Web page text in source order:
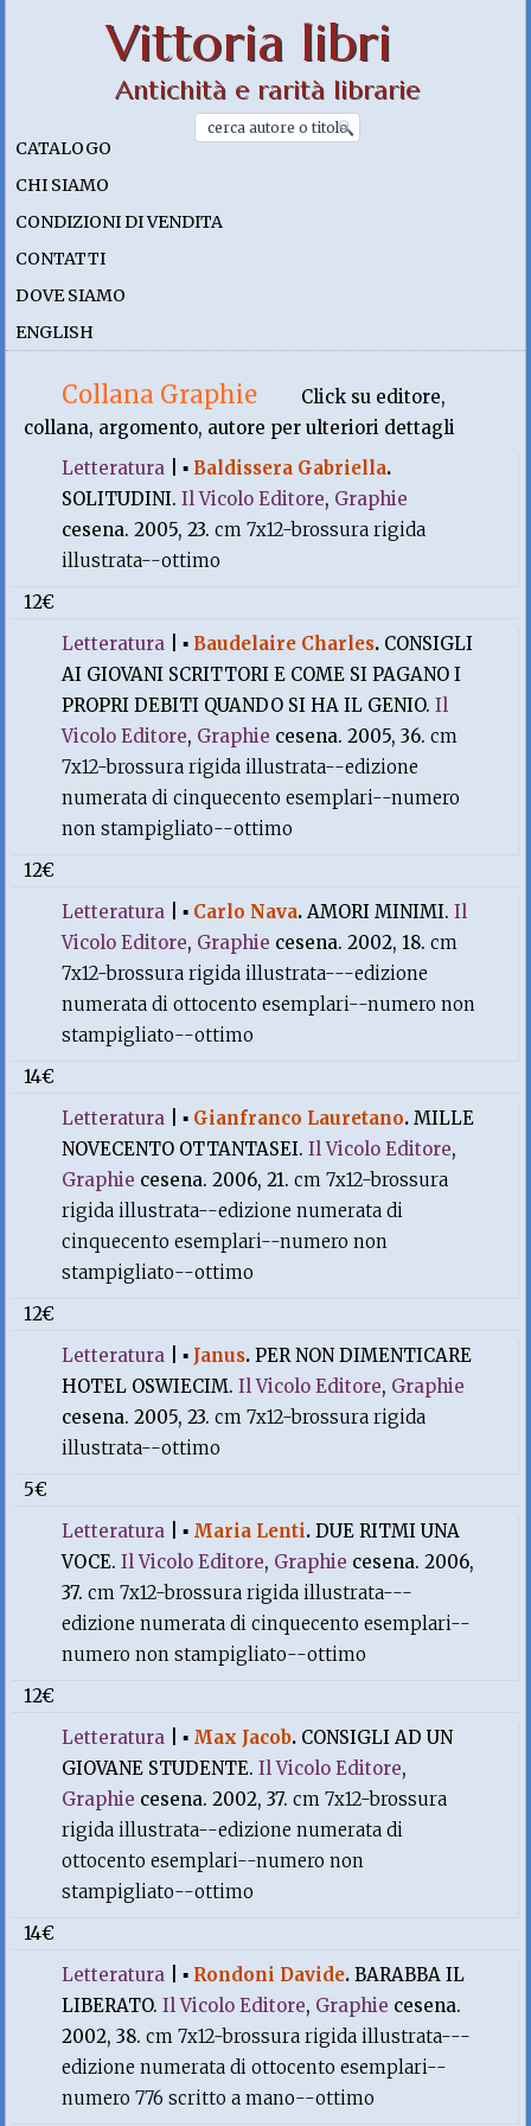
Vittoria libri
Antichità e rarità librarie
CATALOGO
CHI SIAMO
CONDIZIONI DI VENDITA
CONTATTI
DOVE SIAMO
ENGLISH
Collana Graphie
Click su editore,
collana, argomento, autore per ulteriori dettagli
Letteratura |▪ Baldissera Gabriella.
SOLITUDINI.Il Vicolo Editore, Graphie
cesena. 2005, 23.cm 7x12-brossura rigida
illustrata--ottimo
12€
Letteratura |▪ Baudelaire Charles. CONSIGLI
AI GIOVANI SCRITTORI E COME SI PAGANO I
PROPRI DEBITI QUANDO SI HA IL GENIO.Il
Vicolo Editore, Graphie cesena. 2005, 36.cm
7x12-brossura rigida illustrata--edizione
numerata di cinquecento esemplari--numero
non stampigliato--ottimo
12€
Letteratura |▪ Carlo Nava.AMORI MINIMI.Il
Vicolo Editore, Graphie cesena. 2002, 18.cm
7x12-brossura rigida illustrata---edizione
numerata di ottocento esemplari--numero non
stampigliato--ottimo
14€
Letteratura |▪ Gianfranco Lauretano.MILLE
NOVECENTO OTTANTASEI.Il Vicolo Editore,
Graphie cesena. 2006, 21.cm 7x12-brossura
rigida illustrata--edizione numerata di
cinquecento esemplari--numero non
stampigliato--ottimo
12€
Letteratura |▪ Janus.PER NON DIMENTICARE
HOTEL OSWIECIM.Il Vicolo Editore, Graphie
cesena. 2005, 23.cm 7x12-brossura rigida
illustrata--ottimo
5€
Letteratura |▪ Maria Lenti.DUE RITMI UNA
VOCE.Il Vicolo Editore, Graphie cesena. 2006,
37.cm 7x12-brossura rigida illustrata---
edizione numerata di cinquecento esemplari--
numero non stampigliato--ottimo
12€
Letteratura |▪ Max Jacob. CONSIGLI AD UN
GIOVANE STUDENTE.Il Vicolo Editore,
Graphie cesena. 2002, 37.cm 7x12-brossura
rigida illustrata--edizione numerata di
ottocento esemplari--numero non
stampigliato--ottimo
14€
Letteratura |▪ Rondoni Davide.BARABBA IL
LIBERATO.Il Vicolo Editore, Graphie cesena.
2002, 38.cm 7x12-brossura rigida illustrata---
edizione numerata di ottocento esemplari--
numero 776 scritto a mano--ottimo